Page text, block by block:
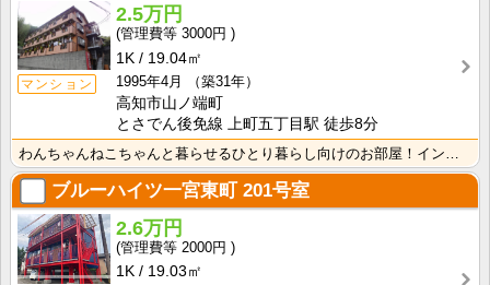
マンション
2.5万円
3000円
1K
19.04㎡
1995年4月
（築31年）
高知市山ノ端町
とさでん後免線 上町五丁目駅 徒歩8分
ブルーハイツ一宮東町201号室
2.6万円
2000円
1K
19.03㎡